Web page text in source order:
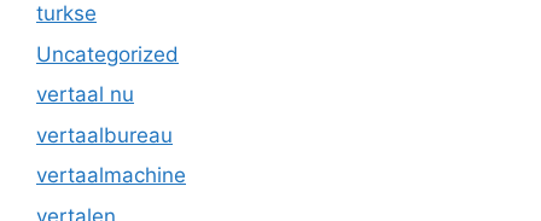
turkse
Uncategorized
vertaal nu
vertaalbureau
vertaalmachine
vertalen